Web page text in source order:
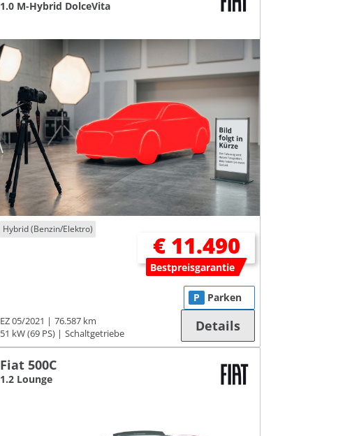
1.0 M-Hybrid DolceVita
Hybrid (Benzin/Elektro)
€ 11.490
Bestpreisgarantie
EZ 05/2021
76.587 km
51 kW (69 PS)
Schaltgetriebe
P Parken
Details
Fiat 500C
1.2 Lounge